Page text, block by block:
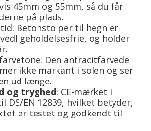
45mm og 55mm, så du får
på plads.
Betonstolper til hegn er
og holder
Den antracitfarvede
ikke markant i solen og ser
ud længe.
og tryghed: CE-mærket i
DS/EN 12839, hvilket betyder,
er testet og godkendt til